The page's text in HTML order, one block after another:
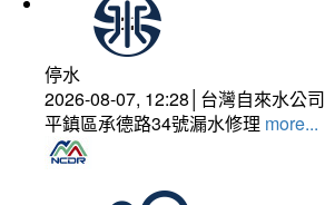
停水
2026-08-07, 12:28│台灣自來水公司
平鎮區承德路34號漏水修理 more...